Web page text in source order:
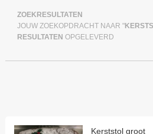
ZOEKRESULTATEN
JOUW ZOEKOPDRACHT NAAR "
RESULTATEN OPGELEVERD
Kerststol groot